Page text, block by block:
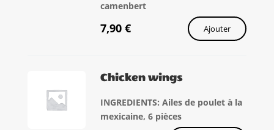
camenbert
7,90 € Ajouter
Chicken wings
INGREDIENTS: Ailes de poulet à la
mexicaine, 6 pièces